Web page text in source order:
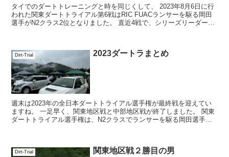
タイでのダートトレーニングと時を同じくして、 2023年8月6日に行
われた関東ダートトライアル第6戦はRIC FUACランサーを駆る岡田
選手がN2クラス2位となりました。 直近4戦で、シリーズリーダーで
Dirt-Trial 2023ダートラまとめ
週末は2023年の全日本ダートトライアル選手権が最終戦を迎えてい
ますね。 一足早く、関東地区戦と中部地区戦が終了しました。 関東
ダートトライアル選手権は、N2クラスでランサーを駆る岡田選手が
Dirt-Trial 関東地区戦２勝目の男